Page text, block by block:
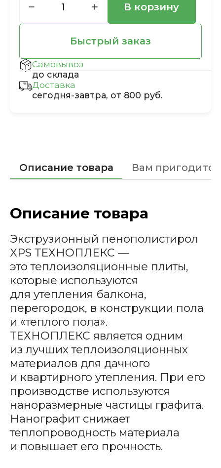
В корзину
Быстрый заказ
Самовывоз
до склада
Доставка
сегодня-завтра, от 800 руб.
Описание товара Вам пригодится
Описание товара
Экструзионный пенополистирол
XPS ТЕХНОПЛЕКС —
это теплоизоляционные плиты,
которые используются
для утепления балкона,
перегородок, в конструкции пола
и «теплого пола».
ТЕХНОПЛЕКС является одним
из лучших теплоизоляционных
материалов для дачного
и квартирного утепления. При его
производстве используются
наноразмерные частицы графита.
Нанографит снижает
теплопроводность материала
и повышает его прочность.